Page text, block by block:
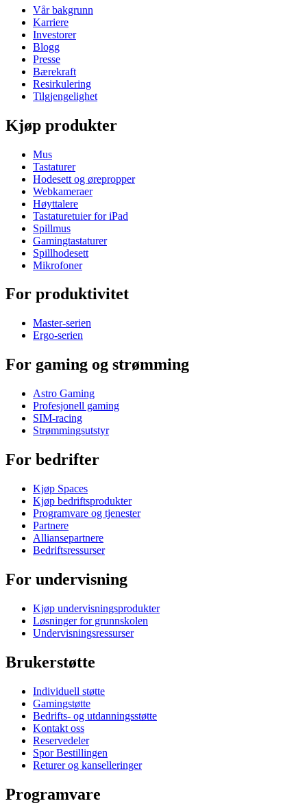
Vår bakgrunn
Karriere
Investorer
Blogg
Presse
Bærekraft
Resirkulering
Tilgjengelighet
Kjøp produkter
Mus
Tastaturer
Hodesett og ørepropper
Webkameraer
Høyttalere
Tastaturetuier for iPad
Spillmus
Gamingtastaturer
Spillhodesett
Mikrofoner
For produktivitet
Master-serien
Ergo-serien
For gaming og strømming
Astro Gaming
Profesjonell gaming
SIM-racing
Strømmingsutstyr
For bedrifter
Kjøp Spaces
Kjøp bedriftsprodukter
Programvare og tjenester
Partnere
Alliansepartnere
Bedriftsressurser
For undervisning
Kjøp undervisningsprodukter
Løsninger for grunnskolen
Undervisningsressurser
Brukerstøtte
Individuell støtte
Gamingstøtte
Bedrifts- og utdanningsstøtte
Kontakt oss
Reservedeler
Spor Bestillingen
Returer og kanselleringer
Programvare